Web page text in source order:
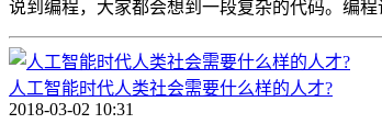
说到编程，大家都会想到一段复杂的代码。编
人工智能时代人类社会需要什么样的人才?
2018-03-02 10:31